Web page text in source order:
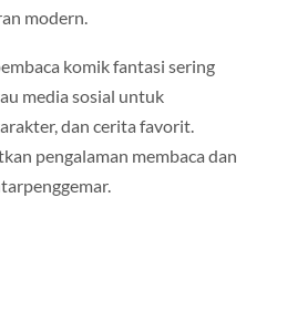
modern.
komik fantasi sering
media sosial untuk
dan cerita favorit.
pengalaman membaca dan